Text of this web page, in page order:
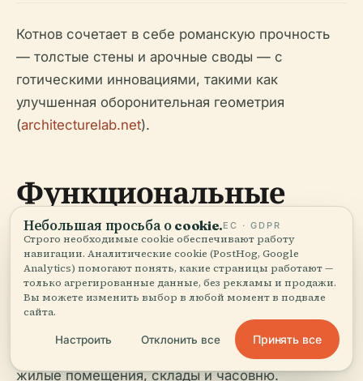
Котнов сочетает в себе романскую прочность
— толстые стены и арочные своды — с
готическими инновациями, такими как
улучшенная оборонительная геометрия
(architecturelab.net).
Функциональные
пространства и
планировка
интерьера
Первоначально замок включал большой зал,
жилые помещения, склады и часовню.
Небольшая просьба о cookie.ЕС · GDPR
Строго необходимые cookie обеспечивают работу
навигации. Аналитические cookie (PostHog, Google
Analytics) помогают понять, какие страницы работают —
только агрегированные данные, без рекламы и продажи.
Вы можете изменить выбор в любой момент в подвале
сайта.
Настроить Отклонить все Принять все